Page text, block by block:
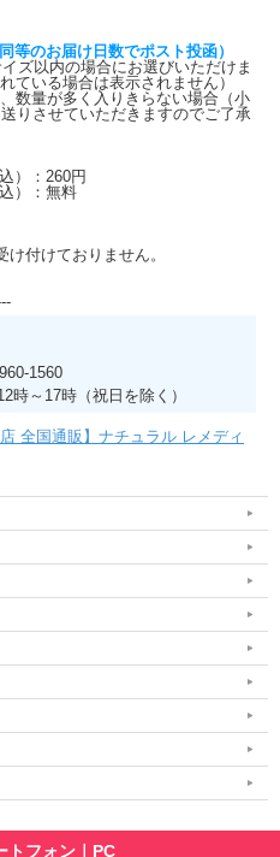
等のお届け日数でポスト投函）
ズ以内の場合にお選びいただけま
ている場合は表示されません）
数量が多く入りきらない場合（小
りさせていただきますのでご了承
）：260円
）：無料
付けておりません。
1560
時～17時（祝日を除く）
全国通販】ナチュラル レメディ
フォン｜ PC